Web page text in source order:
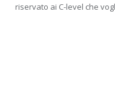
riservato ai C-level che